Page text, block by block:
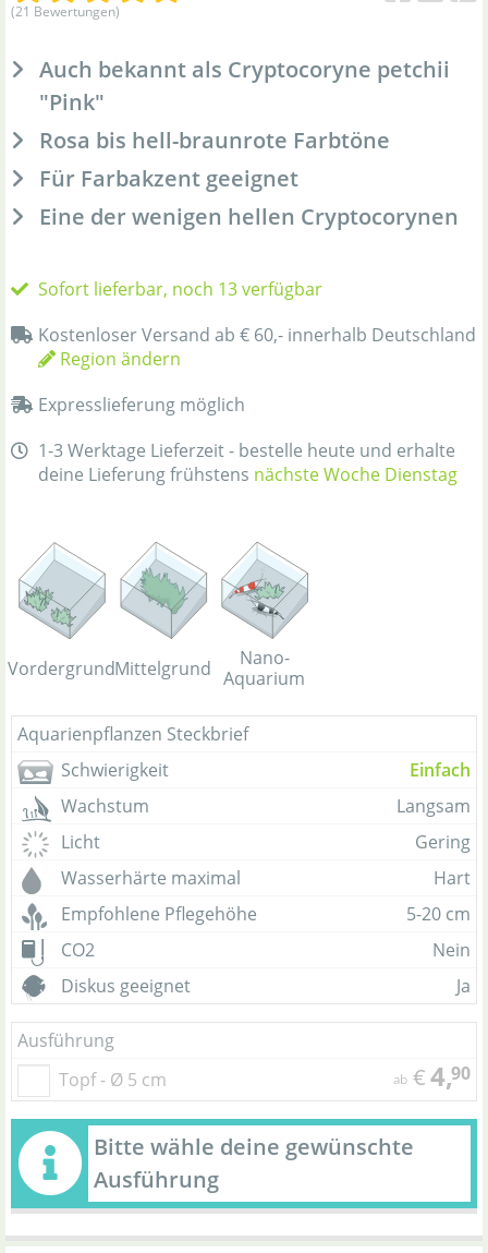
(21 Bewertungen)
Auch bekannt als Cryptocoryne petchii
"Pink"
Rosa bis hell-braunrote Farbtöne
Für Farbakzent geeignet
Eine der wenigen hellen Cryptocorynen
Sofort lieferbar, noch 13 verfügbar
Kostenloser Versand ab € 60,- innerhalb Deutschland
Region ändern
Expresslieferung möglich
1-3 Werktage Lieferzeit - bestelle heute und erhalte
deine Lieferung frühstens nächste Woche Dienstag
VordergrundMittelgrund
Nano-
Aquarium
Aquarienpflanzen Steckbrief
Schwierigkeit
Einfach
Wachstum
Langsam
Licht
Gering
Wasserhärte maximal
Hart
Empfohlene Pflegehöhe
5-20 cm
CO2
Nein
Diskus geeignet
Ja
Ausführung
Topf - Ø 5 cm
ab €4,90
Bitte wähle deine gewünschte
Ausführung